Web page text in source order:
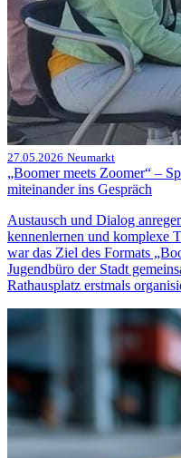
27.05.2026 Neumarkt
„Boomer meets Zoomer“ –
miteinander ins Gespräch
Austausch und Dialog
kennenlernen und komplexe
war das Ziel des Formats
Jugendbüro der Stadt
Rathausplatz erstmals